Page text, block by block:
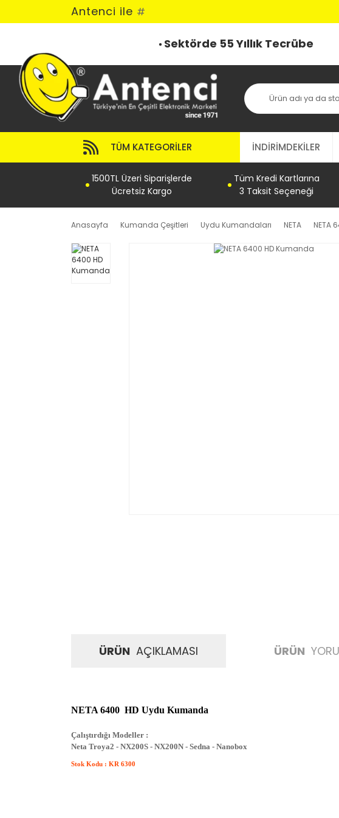
Antenci ile #
Sektörde 55 Yıllık Tecrübe
TÜM KATEGORILER İNDİRİMDEKİLER
1500TL Üzeri Siparişlerde
Ücretsiz Kargo
Tüm Kredi Kartlarına
3 Taksit Seçeneği
Anasayfa Kumanda Çeşitleri Uydu Kumandaları NETA NETA
ÜRÜN AÇIKLAMASI ÜRÜN
NETA 6400 HD Uydu Kumanda
Çalıştırdığı Modeller :
Neta Troya2 - NX200S - NX200N - Sedna - Nanobox
Stok Kodu : KR 6300